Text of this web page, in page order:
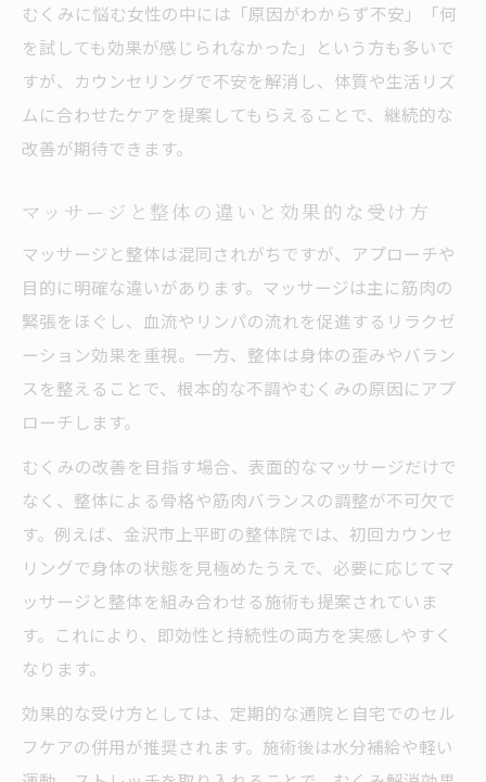
むくみに悩む女性の中には「原因がわからず不安」「何
を試しても効果が感じられなかった」という方も多いで
すが、カウンセリングで不安を解消し、体質や生活リズ
ムに合わせたケアを提案してもらえることで、継続的な
改善が期待できます。
マッサージと整体の違いと効果的な受け方
マッサージと整体は混同されがちですが、アプローチや
目的に明確な違いがあります。マッサージは主に筋肉の
緊張をほぐし、血流やリンパの流れを促進するリラクゼ
ーション効果を重視。一方、整体は身体の歪みやバラン
スを整えることで、根本的な不調やむくみの原因にアプ
ローチします。
むくみの改善を目指す場合、表面的なマッサージだけで
なく、整体による骨格や筋肉バランスの調整が不可欠で
す。例えば、金沢市上平町の整体院では、初回カウンセ
リングで身体の状態を見極めたうえで、必要に応じてマ
ッサージと整体を組み合わせる施術も提案されていま
す。これにより、即効性と持続性の両方を実感しやすく
なります。
効果的な受け方としては、定期的な通院と自宅でのセル
フケアの併用が推奨されます。施術後は水分補給や軽い